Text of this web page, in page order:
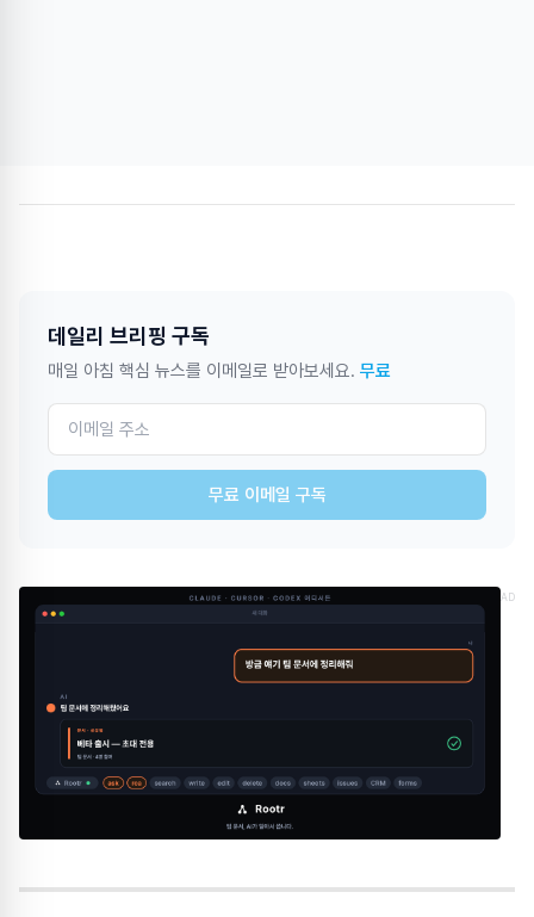
데일리 브리핑 구독
매일 아침 핵심 뉴스를 이메일로 받아보세요. 무료
무료 이메일 구독
AD